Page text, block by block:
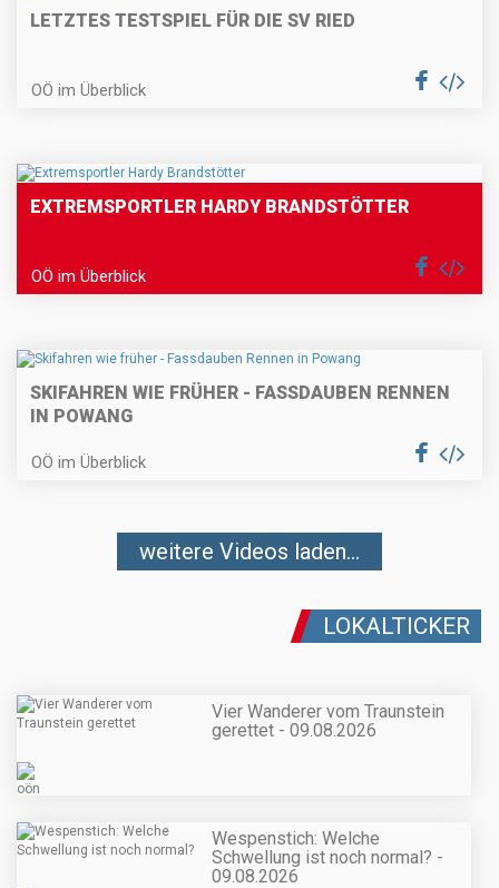
LETZTES TESTSPIEL FÜR DIE SV RIED
OÖ im Überblick
EXTREMSPORTLER HARDY BRANDSTÖTTER
OÖ im Überblick
SKIFAHREN WIE FRÜHER - FASSDAUBEN RENNEN
IN POWANG
OÖ im Überblick
weitere Videos laden...
LOKALTICKER
Vier Wanderer vom Traunstein
gerettet - 09.08.2026
Wespenstich: Welche
Schwellung ist noch normal? -
09.08.2026